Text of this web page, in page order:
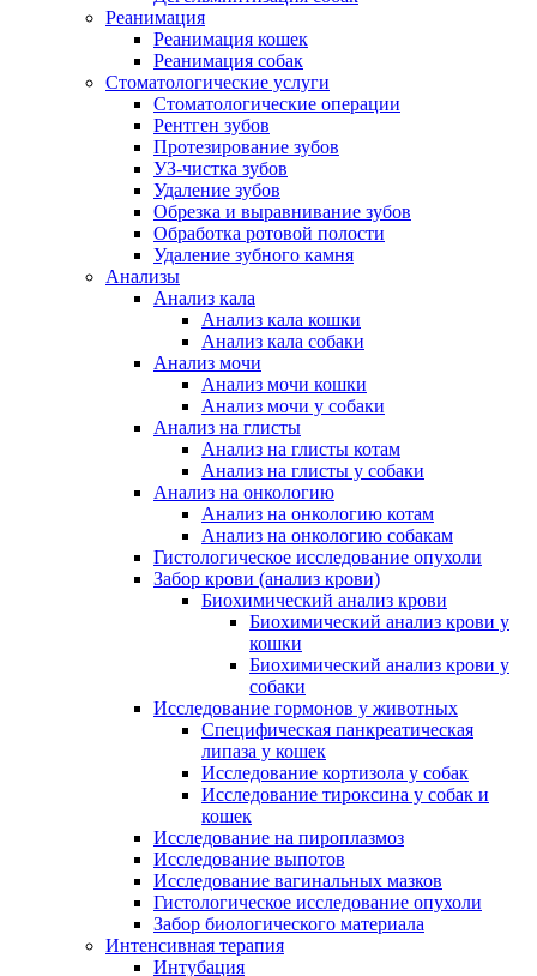
Реанимация
Реанимация кошек
Реанимация собак
Стоматологические услуги
Стоматологические операции
Рентген зубов
Протезирование зубов
УЗ-чистка зубов
Удаление зубов
Обрезка и выравнивание зубов
Обработка ротовой полости
Удаление зубного камня
Анализы
Анализ кала
Анализ кала кошки
Анализ кала собаки
Анализ мочи
Анализ мочи кошки
Анализ мочи у собаки
Анализ на глисты
Анализ на глисты котам
Анализ на глисты у собаки
Анализ на онкологию
Анализ на онкологию котам
Анализ на онкологию собакам
Гистологическое исследование опухоли
Забор крови (анализ крови)
Биохимический анализ крови
Биохимический анализ крови у
кошки
Биохимический анализ крови у
собаки
Исследование гормонов у животных
Специфическая панкреатическая
липаза у кошек
Исследование кортизола у собак
Исследование тироксина у собак и
кошек
Исследование на пироплазмоз
Исследование выпотов
Исследование вагинальных мазков
Гистологическое исследование опухоли
Забор биологического материала
Интенсивная терапия
Интубация